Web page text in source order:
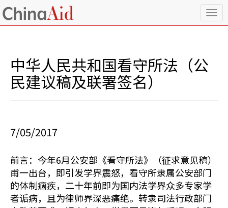
T
o
中华人民共和国看守所法（公
民建议稿及联署签名）
7/05/2017
前言：今年6月公安部《看守所法》（征求意见稿）
甫一出台，即引发学界震怒，看守所隶属公安部门
的体制痼疾，二十年前即为国内法学界众多专家学
者诟病，且为律师界深恶痛绝。转隶司法行政部门